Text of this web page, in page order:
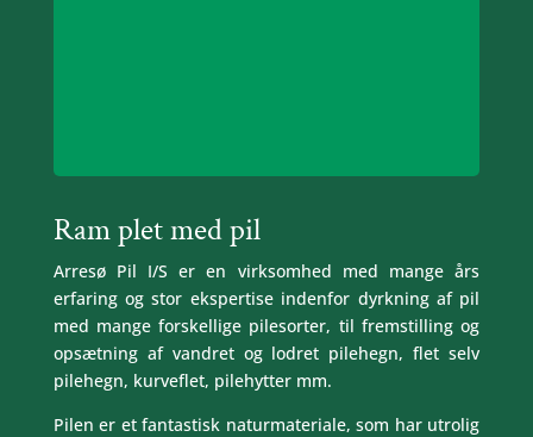
Ram plet med pil
Arresø Pil I/S er en virksomhed med mange års
erfaring og stor ekspertise indenfor dyrkning af pil
med mange forskellige pilesorter, til fremstilling og
opsætning af vandret og lodret pilehegn, flet selv
pilehegn, kurveflet, pilehytter mm.
Pilen er et fantastisk naturmateriale, som har utrolig